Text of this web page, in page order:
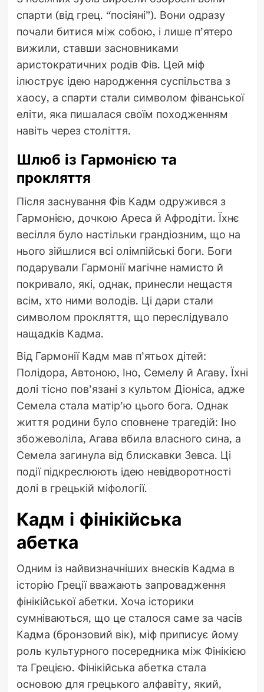
спарти (від грец. “посіяні”). Вони одразу
почали битися між собою, і лише п’ятеро
вижили, ставши засновниками
аристократичних родів Фів. Цей міф
ілюструє ідею народження суспільства з
хаосу, а спарти стали символом фіванської
еліти, яка пишалася своїм походженням
навіть через століття.
Шлюб із Гармонією та
прокляття
Після заснування Фів Кадм одружився з
Гармонією, дочкою Ареса й Афродіти. Їхнє
весілля було настільки грандіозним, що на
нього зійшлися всі олімпійські боги. Боги
подарували Гармонії магічне намисто й
покривало, які, однак, принесли нещастя
всім, хто ними володів. Ці дари стали
символом прокляття, що переслідувало
нащадків Кадма.
Від Гармонії Кадм мав п’ятьох дітей:
Полідора, Автоною, Іно, Семелу й Агаву. Їхні
долі тісно пов’язані з культом Діоніса, адже
Семела стала матір’ю цього бога. Однак
життя родини було сповнене трагедій: Іно
збожеволіла, Агава вбила власного сина, а
Семела загинула від блискавки Зевса. Ці
події підкреслюють ідею невідворотності
долі в грецькій міфології.
Кадм і фінікійська
абетка
Одним із найвизначніших внесків Кадма в
історію Греції вважають запровадження
фінікійської абетки. Хоча історики
сумніваються, що це сталося саме за часів
Кадма (бронзовий вік), міф приписує йому
роль культурного посередника між Фінікією
та Грецією. Фінікійська абетка стала
основою для грецького алфавіту, який,